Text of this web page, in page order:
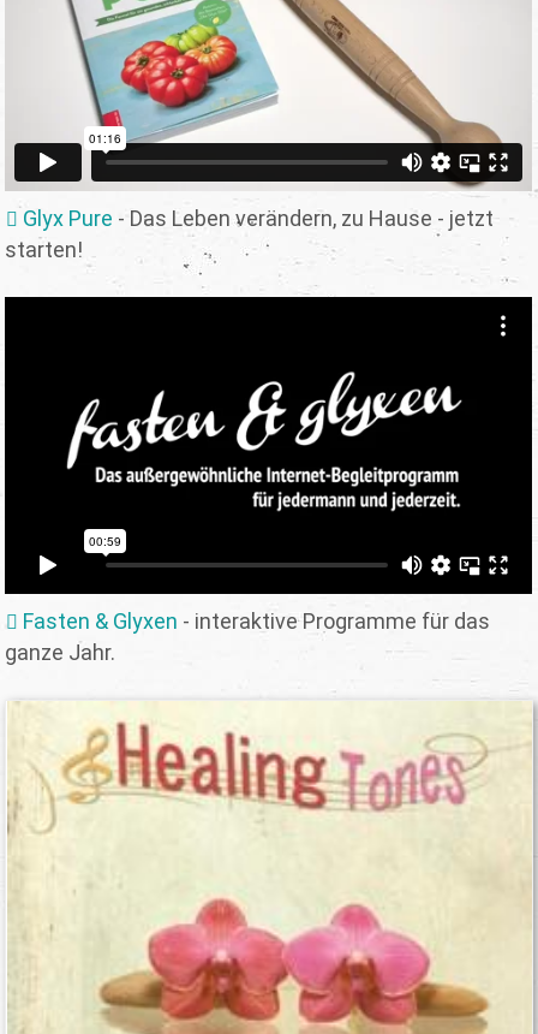
Glyx Pure - Das Leben verändern, zu Hause - jetzt
starten!
Fasten & Glyxen - interaktive Programme für das
ganze Jahr.